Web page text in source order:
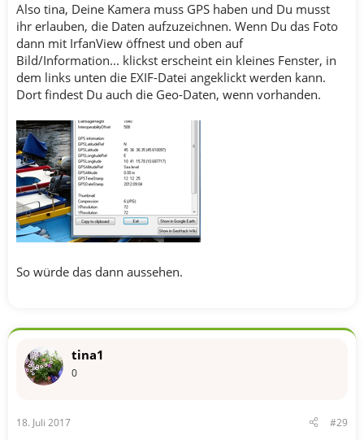
Also tina, Deine Kamera muss GPS haben und Du musst
ihr erlauben, die Daten aufzuzeichnen. Wenn Du das Foto
dann mit IrfanView öffnest und oben auf
Bild/Information... klickst erscheint ein kleines Fenster, in
dem links unten die EXIF-Datei angeklickt werden kann.
Dort findest Du auch die Geo-Daten, wenn vorhanden.
So würde das dann aussehen.
tina1
0
18. Juli 2017 #29